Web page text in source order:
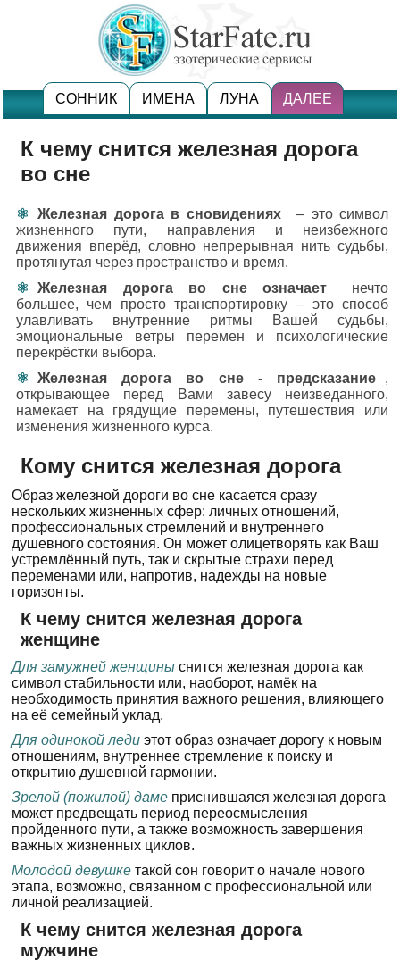
СОННИК ИМЕНА ЛУНА ДАЛЕЕ
К чему снится железная дорога
во сне
Железная дорога в сновидениях
– это символ
жизненного пути, направления и неизбежного
движения вперёд, словно непрерывная нить судьбы,
протянутая через пространство и время.
Железная дорога во сне означает
нечто
большее, чем просто транспортировку – это способ
улавливать внутренние ритмы Вашей судьбы,
эмоциональные ветры перемен и психологические
перекрёстки выбора.
Железная дорога во сне - предсказание
,
открывающее перед Вами завесу неизведанного,
намекает на грядущие перемены, путешествия или
изменения жизненного курса.
Кому снится железная дорога
Образ железной дороги во сне касается сразу
нескольких жизненных сфер: личных отношений,
профессиональных стремлений и внутреннего
душевного состояния. Он может олицетворять как Ваш
устремлённый путь, так и скрытые страхи перед
переменами или, напротив, надежды на новые
горизонты.
К чему снится железная дорога
женщине
Для замужней женщины снится железная дорога как
символ стабильности или, наоборот, намёк на
необходимость принятия важного решения, влияющего
на её семейный уклад.
Для одинокой леди этот образ означает дорогу к новым
отношениям, внутреннее стремление к поиску и
открытию душевной гармонии.
Зрелой (пожилой) даме приснившаяся железная дорога
может предвещать период переосмысления
пройденного пути, а также возможность завершения
важных жизненных циклов.
Молодой девушке такой сон говорит о начале нового
этапа, возможно, связанном с профессиональной или
личной реализацией.
К чему снится железная дорога
мужчине